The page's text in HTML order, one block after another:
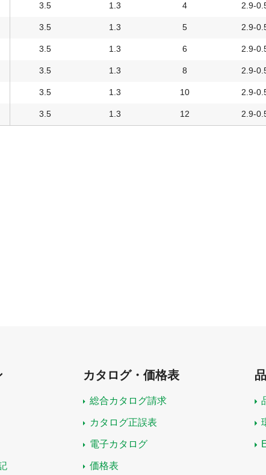
3.5 1.3 4 2.9-
3.5 1.3 5 2.9-
3.5 1.3 6 2.9-
3.5 1.3 8 2.9-
3.5 1.3 10 2.9-
3.5 1.3 12 2.9-
カタログ・価格表
総合カタログ請求
カタログ正誤表
電子カタログ
価格表